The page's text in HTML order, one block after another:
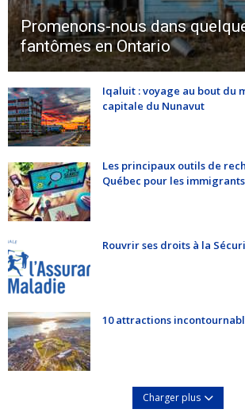
Promenons-nous dans
fantômes en Ontario
Iqaluit : voyage au bout du
capitale du Nunavut
Les principaux outils de
Québec pour les immigrants
Rouvrir ses droits à la
10 attractions
Charger plus